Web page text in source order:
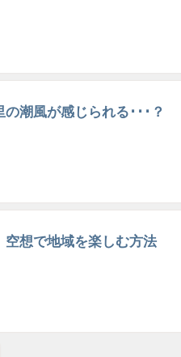
潮風が感じられる･･･？
想で地域を楽しむ方法